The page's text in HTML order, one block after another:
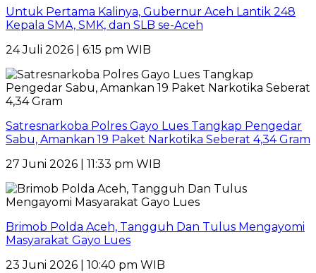
Untuk Pertama Kalinya, Gubernur Aceh Lantik 248
Kepala SMA, SMK, dan SLB se-Aceh
24 Juli 2026 | 6:15 pm WIB
Satresnarkoba Polres Gayo Lues Tangkap Pengedar
Sabu, Amankan 19 Paket Narkotika Seberat 4,34 Gram
27 Juni 2026 | 11:33 pm WIB
Brimob Polda Aceh, Tangguh Dan Tulus Mengayomi
Masyarakat Gayo Lues
23 Juni 2026 | 10:40 pm WIB